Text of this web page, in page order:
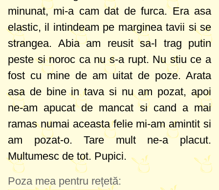
minunat, mi-a cam dat de furca. Era asa
elastic, il intindeam pe marginea tavii si se
strangea. Abia am reusit sa-l trag putin
peste si noroc ca nu s-a rupt. Nu stiu ce a
fost cu mine de am uitat de poze. Arata
asa de bine in tava si nu am pozat, apoi
ne-am apucat de mancat si cand a mai
ramas numai aceasta felie mi-am amintit si
am pozat-o. Tare mult ne-a placut.
Multumesc de tot. Pupici.
Poza mea pentru rețetă: